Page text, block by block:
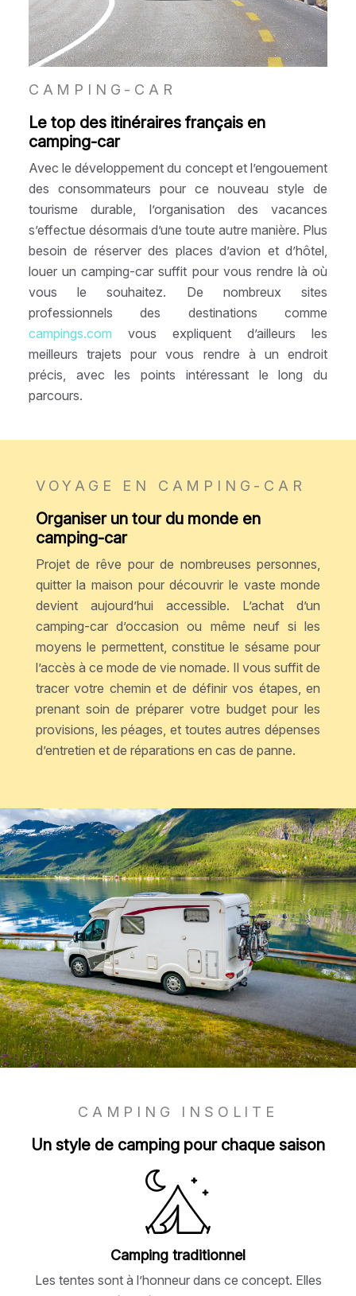
CAMPING-CAR
Le top des itinéraires français en
camping-car
Avec le développement du concept et l’engouement
des consommateurs pour ce nouveau style de
tourisme durable, l’organisation des vacances
s’effectue désormais d’une toute autre manière. Plus
besoin de réserver des places d’avion et d’hôtel,
louer un camping-car suffit pour vous rendre là où
vous le souhaitez. De nombreux sites
professionnels des destinations comme
campings.com vous expliquent d’ailleurs les
meilleurs trajets pour vous rendre à un endroit
précis, avec les points intéressant le long du
parcours.
VOYAGE EN CAMPING-CAR
Organiser un tour du monde en
camping-car
Projet de rêve pour de nombreuses personnes,
quitter la maison pour découvrir le vaste monde
devient aujourd’hui accessible. L’achat d’un
camping-car d’occasion ou même neuf si les
moyens le permettent, constitue le sésame pour
l’accès à ce mode de vie nomade. Il vous suffit de
tracer votre chemin et de définir vos étapes, en
prenant soin de préparer votre budget pour les
provisions, les péages, et toutes autres dépenses
d’entretien et de réparations en cas de panne.
CAMPING INSOLITE
Un style de camping pour chaque saison
Camping traditionnel
Les tentes sont à l’honneur dans ce concept. Elles